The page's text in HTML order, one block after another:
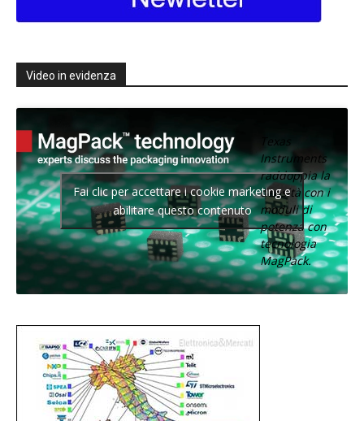
Video in evidenza
Texas
Instruments
raddoppia la
densità con i
moduli di
potenza con
tecnologia
MagPack.
Fai clic per accettare i cookie marketing e
abilitare questo contenuto